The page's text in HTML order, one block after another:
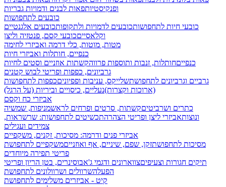
ופנקיסטיותפאות לבנים ודמויות גבריות
כובעים לתחפושות
כובעי חיות לתחפושותכובעים לדמויות ולתקופותכובעים אלגנטיים
וקלאסייםכובעי קסם, פנטזיה וליצן
מטות, מוטות, כלי דרמה ואביזרי לחימה
כנפיים, חותלות ואביזרי חיות
כנפייםחותלות, זנבות ותוספות פרווהקשתות אוזניים וסטים לחיות
גרביונים, כפפות ופריטי לבוש קטנים
גרביים וגרביונים לתחפושתשלייקס, עניבות ופפיוניםכפפות לתחפושות
(ארוכות וקצרות)נעליים, כיסויים וביריות (על הרגל)
אביזרי כח וקסם
כתרים ושרביטיםקשתות, סרטים ופרחים לראשמניפות, שמשיה
ונוצותאביזרי ליצן ופריטי הצהרהתכשיטים לתחפושות: שרשראות,
צמידים ועגילים
אביזרי פנים ודרמה: מסיכות, זקנים, משקפיים
מסיכות לתחפושתזקן, שפם, שיניים, אף ואוזנייםמשקפיים לתחפושת
פריטי תפירה מיוחדים
תיקים חגורות וצעיפיםצווארונים ודגמי ג'אבוסינרים, בטן הריון ופריטי
הפעלהשרוולים ושרוולונים לתחפושת
קיט - אביזרים משלימים לתחפושת